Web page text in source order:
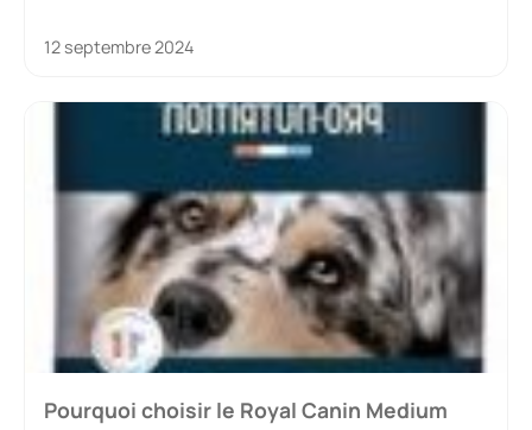
12 septembre 2024
Pourquoi choisir le Royal Canin Medium